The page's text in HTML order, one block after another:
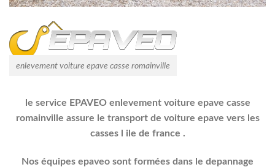
enlevement voiture epave casse romainville
le service EPAVEO enlevement voiture epave casse
romainville assure le transport de voiture epave vers les
casses l ile de france .
Nos équipes epaveo sont formées dans le depannage